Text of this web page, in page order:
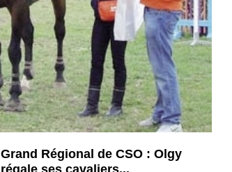
Grand Régional de CSO : Olgy
régale ses cavaliers...